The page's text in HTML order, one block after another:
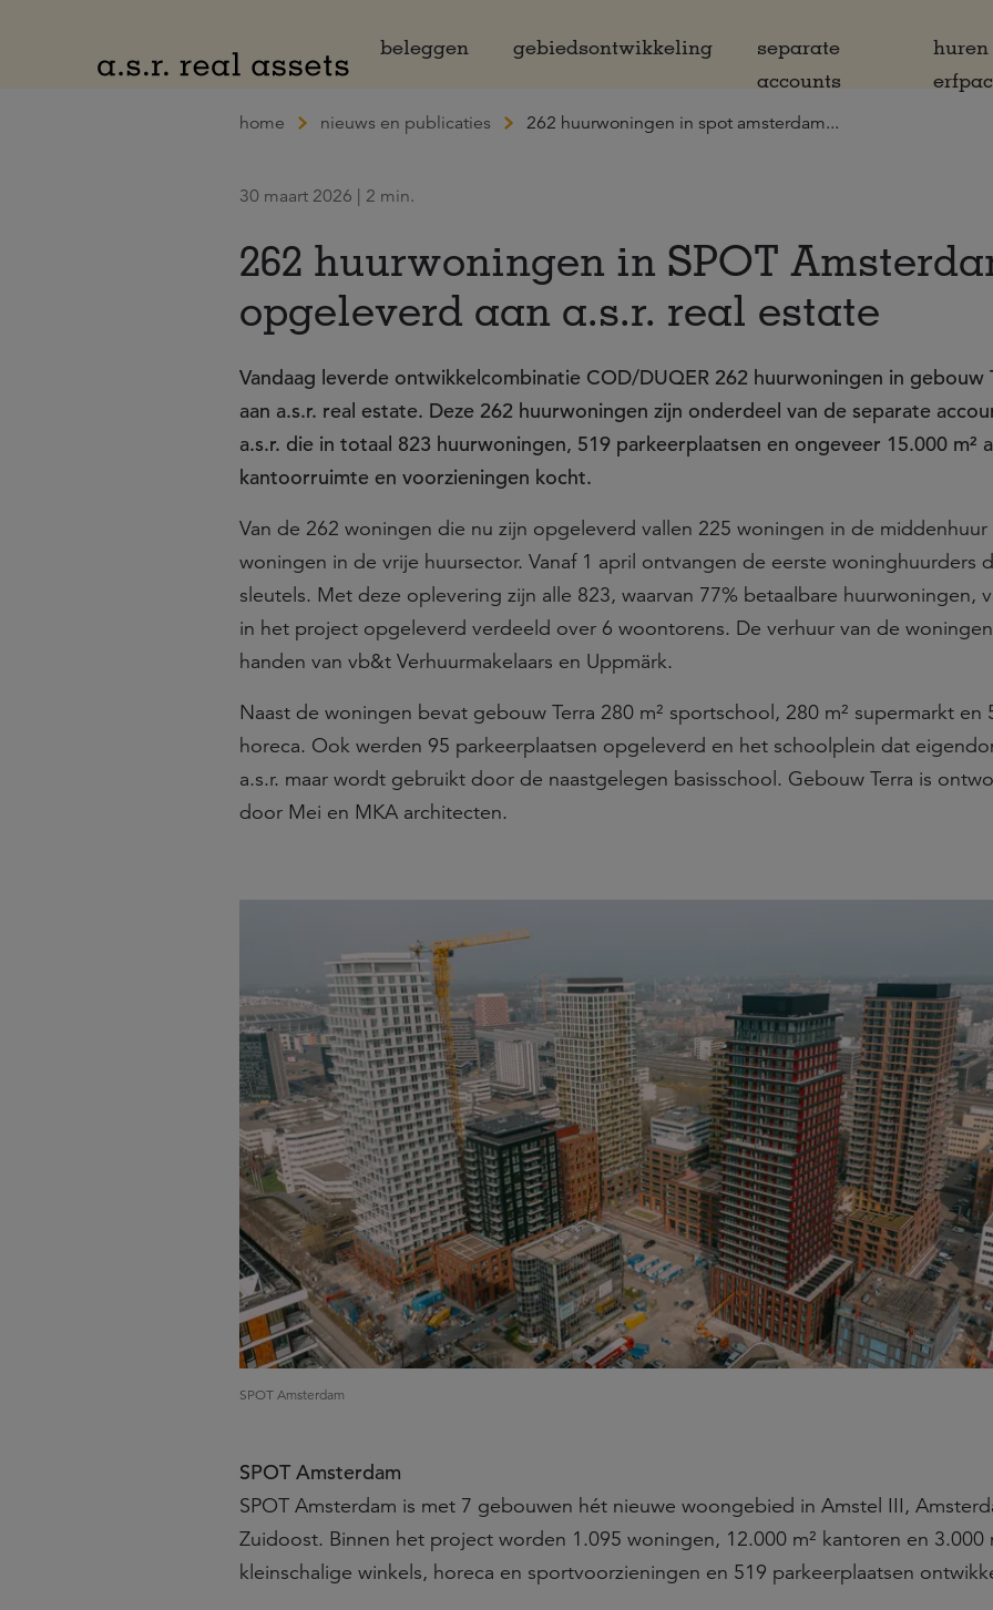
beleggen
gebiedsontwikkeling
separate
accounts
huren
home nieuws en publicaties 262 huurwoningen in spot amsterdam...
30 maart 2026 | 2 min.
262 huurwoningen in SPOT
opgeleverd aan a.s.r. real estate
Vandaag leverde ontwikkelcombinatie COD/DUQER 262 huurwoningen in gebouw
aan a.s.r. real estate. Deze 262 huurwoningen zijn onderdeel van de separate
a.s.r. die in totaal 823 huurwoningen, 519 parkeerplaatsen en ongeveer 15.000 m²
kantoorruimte en voorzieningen kocht.
Van de 262 woningen die nu zijn opgeleverd vallen 225 woningen in de middenhuur
woningen in de vrije huursector. Vanaf 1 april ontvangen de eerste woninghuurders
sleutels. Met deze oplevering zijn alle 823, waarvan 77% betaalbare huurwoningen,
in het project opgeleverd verdeeld over 6 woontorens. De verhuur van de
handen van vb&t Verhuurmakelaars en Uppmärk.
Naast de woningen bevat gebouw Terra 280 m² sportschool, 280 m² supermarkt en
horeca. Ook werden 95 parkeerplaatsen opgeleverd en het schoolplein dat
a.s.r. maar wordt gebruikt door de naastgelegen basisschool. Gebouw Terra is
door Mei en MKA architecten.
SPOT Amsterdam
SPOT Amsterdam
SPOT Amsterdam is met 7 gebouwen hét nieuwe woongebied in Amstel III,
Zuidoost. Binnen het project worden 1.095 woningen, 12.000 m² kantoren en 3.000
kleinschalige winkels, horeca en sportvoorzieningen en 519 parkeerplaatsen